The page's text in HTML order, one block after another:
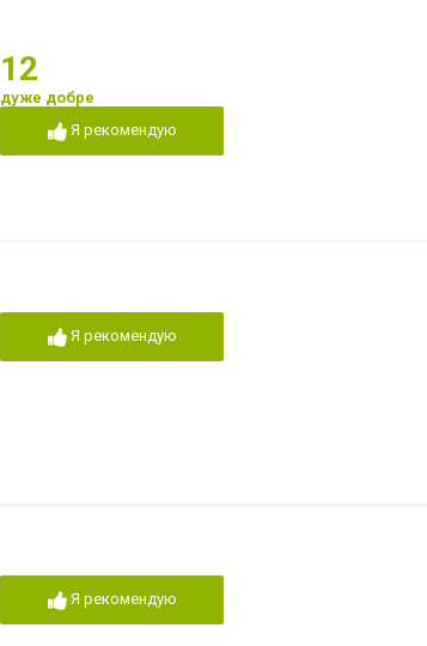
12
дуже добре
Я рекомендую
Я рекомендую
Я рекомендую